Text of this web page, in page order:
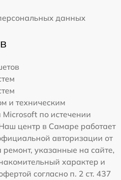
данных
и техническим
по истечении
центр в Самаре работает
авторизации от
указанные на сайте,
характер и
согласно п. 2 ст. 437